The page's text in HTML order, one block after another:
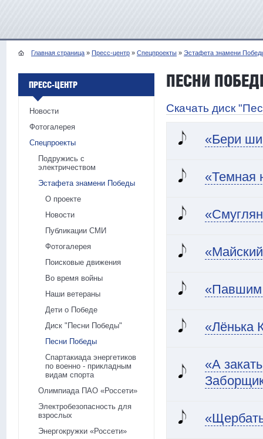
Главная страница » Пресс-центр » Спецпроекты » Эстафета знамени
ПРЕСС-ЦЕНТР
Новости
Фотогалерея
Спецпроекты
Подружись с
электричеством
Эстафета знамени Победы
О проекте
Новости
Публикации СМИ
Фотогалерея
Поисковые движения
Во время войны
Наши ветераны
Дети о Победе
Диск "Песни Победы"
Песни Победы
Спартакиада энергетиков
по военно - прикладным
видам спорта
Олимпиада ПАО «Россети»
Электробезопасность для
взрослых
Энергокружки «Россети»
ПЕСНИ
Скачать диск
«Бери
«Темная
«Павшим
«Лёнька
«А